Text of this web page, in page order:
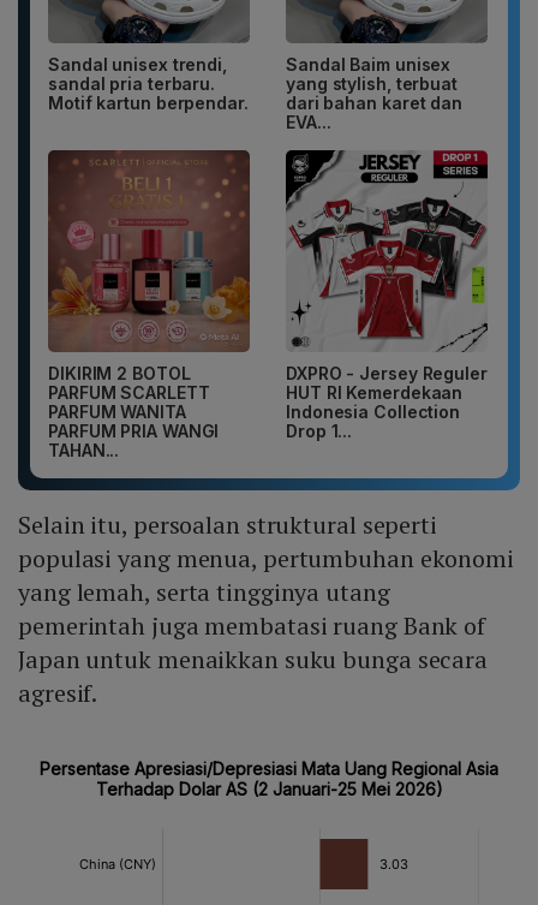
Sandal unisex trendi,
sandal pria terbaru.
Motif kartun berpendar.
Sandal Baim unisex
yang stylish, terbuat
dari bahan karet dan
EVA...
DIKIRIM 2 BOTOL
PARFUM SCARLETT
PARFUM WANITA
PARFUM PRIA WANGI
TAHAN...
DXPRO - Jersey Reguler
HUT RI Kemerdekaan
Indonesia Collection
Drop 1...
Selain itu, persoalan struktural seperti
populasi yang menua, pertumbuhan ekonomi
yang lemah, serta tingginya utang
pemerintah juga membatasi ruang Bank of
Japan untuk menaikkan suku bunga secara
agresif.